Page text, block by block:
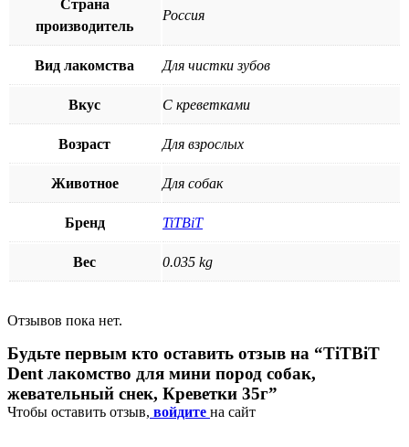
Страна
производитель
Россия
Вид лакомства Для чистки зубов
Вкус С креветками
Возраст Для взрослых
Животное Для собак
Бренд TiTBiT
Вес 0.035 kg
Отзывов пока нет.
Будьте первым кто оставить отзыв на “TiTBiT
Dent лакомство для мини пород собак,
жевательный снек, Креветки 35г”
Чтобы оставить отзыв, войдите на сайт